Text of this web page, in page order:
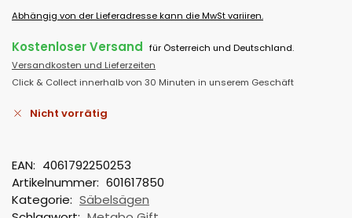
Abhängig von der Lieferadresse kann die MwSt variiren.
Kostenloser Versand für Österreich und Deutschland.
Versandkosten und Lieferzeiten
Click & Collect innerhalb von 30 Minuten in unserem Geschäft
Nicht vorrätig
EAN: 4061792250253
Artikelnummer: 601617850
Kategorie: Säbelsägen